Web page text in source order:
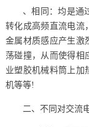
、相同：均是通
转化成高频直流电流
金属材质感应产生激
荡碰撞，从而使得相
业塑胶机械料筒上加
机等等!
二、不同对交流